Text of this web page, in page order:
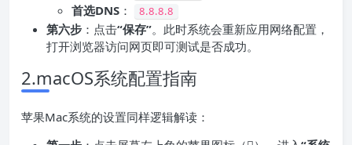
首选DNS ： 8.8.8.8
第六步 ：点击“保存”。此时系统会重新应用网络配置，
打开浏览器访问网页即可测试是否成功。
2.macOS系统配置指南
苹果Mac系统的设置同样逻辑解读：